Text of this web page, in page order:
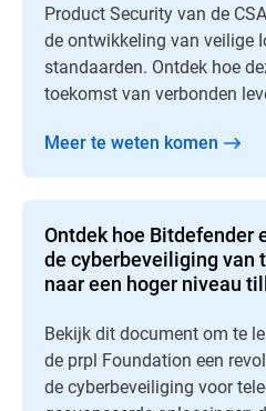
Product Security van de
de ontwikkeling van veilige
standaarden. Ontdek hoe
toekomst van verbonden
Meer te weten komen
Ontdek hoe Bitdefender
de cyberbeveiliging van
naar een hoger niveau
Bekijk dit document om te
de prpl Foundation een
de cyberbeveiliging voor